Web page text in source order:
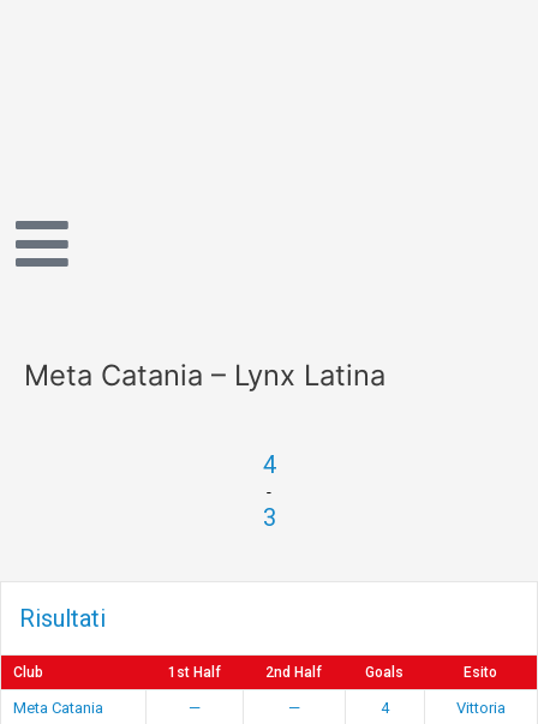
Meta Catania – Lynx Latina
4
-
3
Risultati
Club 1st Half 2nd Half Goals Esito
Meta Catania — — 4
Vittoria